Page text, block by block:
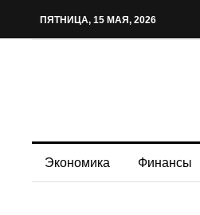
ПЯТНИЦА, 15 МАЯ, 2026
Экономика Финансы